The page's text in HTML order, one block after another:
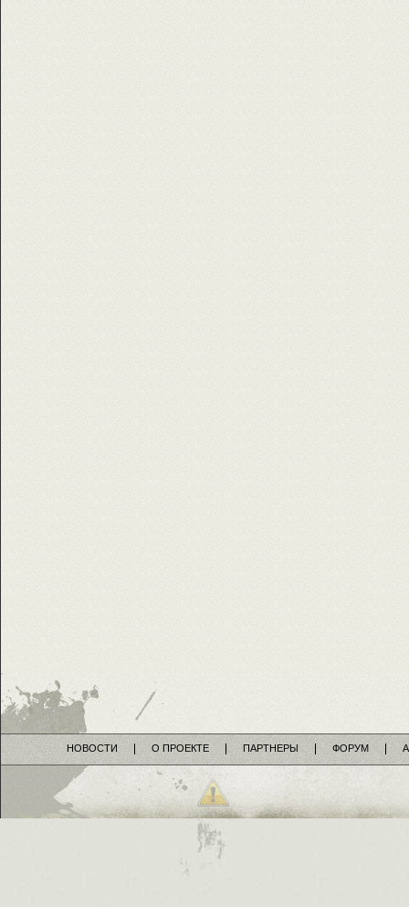
НОВОСТИ О ПРОЕКТЕ ПАРТНЕРЫ ФОРУМ